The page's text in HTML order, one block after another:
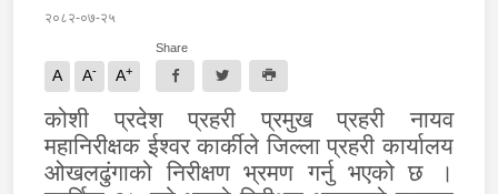
२०८२-०७-२५
A A- A+
Share
कोशी प्रदेश प्रहरी प्रमुख प्रहरी नायव
महानिरीक्षक ईश्‍वर कार्कीले जिल्ला प्रहरी कार्यालय
ओखलढुंगाको निरीक्षण भ्रमण गर्नु भएको छ ।